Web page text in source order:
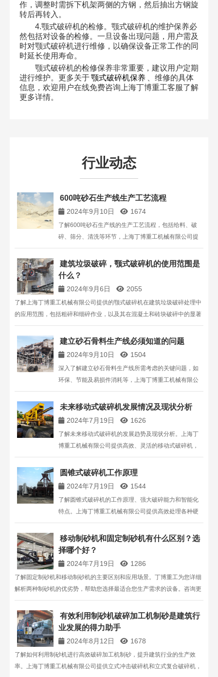
作，调整时需拆下机架两侧的方钢，然后抽出方钢旋
转后再转入。
4.颚式破碎机的检修。颚式破碎机的维护保养必
然包括对设备的检修。一旦设备出现问题，用户需及
时对颚式破碎机进行维修，以确保设备正常工作的同
时延长使用寿命。
颚式破碎机的检修保养非常重要，建议用户定期
进行维护。更多关于颚式破碎机保养
、维修的具体
信息，欢迎用户在线免费咨询上海丁博重工客服了解
更多详情。
行业动态
600吨砂石生产线生产工艺流程
2024年9月10日 1674
了解600吨砂石生产线的生产工艺流程，包括给料、破
碎、筛分、清洗等环节，上海丁博重工机械有限公司提
供专业的破碎设备解决方案。
建筑垃圾破碎，颚式破碎机的使用范围是
什么？
2024年9月6日 2055
了解上海丁博重工机械有限公司提供的颚式破碎机在建筑垃圾破碎处理中
的应用范围，包括粗碎和细碎作业，以及其在混凝土和砖块破碎中的显著
效果，推动建筑垃圾回收利用。
建立砂石骨料生产线必须知道的问题
2024年9月10日 1504
深入了解建立砂石骨料生产线所需考虑的关键问题，如
环保、节能及易损件消耗等，上海丁博重工机械有限公
司提供定制化生产线解决方案。
未来移动式破碎机发展情况及现状分析
2024年7月19日 1626
了解未来移动式破碎机的发展趋势及现状分析。上海丁
博重工机械有限公司提供高效、灵活的移动式破碎机，
广泛应用于铁路、公路、建筑等行业，适应性强，节省
作业时间和成本，成为破碎行业的新亮点。
圆锥式破碎机工作原理
2024年7月19日 1544
了解圆锥式破碎机的工作原理、强大破碎能力和智能化
特点。上海丁博重工机械有限公司提供高效处理各种硬
度岩石的圆锥破碎机，广泛应用于冶金、建筑、道路和
化学等行业，拥有多种规格型号，价格实惠。
移动制砂机和固定制砂机有什么区别？选
择哪个好？
2024年7月19日 1286
了解固定制砂机和移动制砂机的主要区别和应用场景。丁博重工为您详细
解析两种制砂机的优劣势，帮助您选择最适合您生产需求的设备。咨询更
多信息，欢迎联系我们。
有效利用制砂机破碎加工机制砂是建筑行
业发展的得力助手
2024年8月12日 1678
了解如何利用制砂机进行高效破碎加工机制砂，提升建筑行业的生产效
率。上海丁博重工机械有限公司提供立式冲击破碎机和立式复合破碎机，